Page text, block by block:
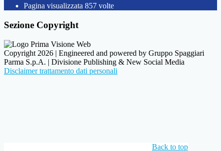
Pagina visualizzata 857 volte
Sezione Copyright
Copyright 2026 | Engineered and powered by Gruppo Spaggiari
Parma S.p.A. | Divisione Publishing & New Social Media
Disclaimer trattamento dati personali
Back to top